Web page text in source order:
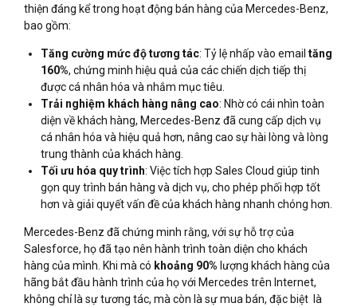
thiện đáng kể trong hoạt động bán hàng của Mercedes-Benz,
bao gồm:
Tăng cường mức độ tương tác: Tỷ lệ nhấp vào email tăng
160%, chứng minh hiệu quả của các chiến dịch tiếp thị
được cá nhân hóa và nhắm mục tiêu​.
Trải nghiệm khách hàng nâng cao: Nhờ có cái nhìn toàn
diện về khách hàng, Mercedes-Benz đã cung cấp dịch vụ
cá nhân hóa và hiệu quả hơn, nâng cao sự hài lòng và lòng
trung thành của khách hàng​.
Tối ưu hóa quy trình: Việc tích hợp Sales Cloud giúp tinh
gọn quy trình bán hàng và dịch vụ, cho phép phối hợp tốt
hơn và giải quyết vấn đề của khách hàng nhanh chóng hơn​.
Mercedes-Benz đã chứng minh rằng, với sự hỗ trợ của
Salesforce, họ đã tạo nên hành trình toàn diện cho khách
hàng của mình. Khi mà có khoảng 90% lượng khách hàng của
hãng bắt đầu hành trình của họ với Mercedes trên Internet,
không chỉ là sự tương tác, mà còn là sự mua bán, đặc biệt là